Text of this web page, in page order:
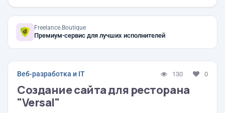
Freelance.Boutique
Премиум-сервис для лучших исполнителей
Веб-разработка и IT 130 0
Создание сайта для ресторана
"Versal"